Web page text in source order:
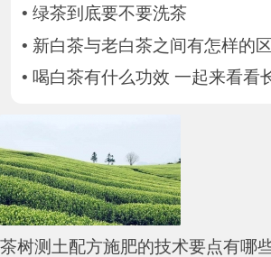
• 绿茶到底要不要洗茶
• 新白茶与老白茶之间有怎样的
• 喝白茶有什么功效 一起来看看
茶树测土配方施肥的技术要点有哪